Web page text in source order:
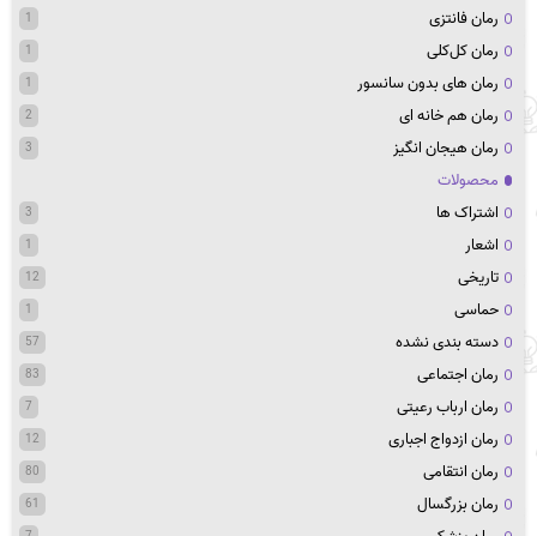
رمان فانتزی 1
رمان کل‌کلی 1
رمان های بدون سانسور 1
رمان هم خانه ای 2
رمان هیجان انگیز 3
محصولات
اشتراک ها
3
اشعار 1
تاریخی 12
حماسی 1
دسته بندی نشده 57
رمان اجتماعی 83
رمان ارباب رعیتی 7
رمان ازدواج اجباری 12
رمان انتقامی 80
رمان بزرگسال 61